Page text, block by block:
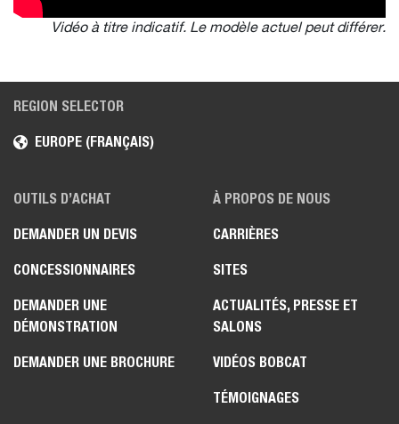
Vidéo à titre indicatif. Le modèle actuel peut différer.
REGION SELECTOR
EUROPE (FRANÇAIS)
OUTILS D’ACHAT
DEMANDER UN DEVIS
CONCESSIONNAIRES
DEMANDER UNE
DÉMONSTRATION
DEMANDER UNE BROCHURE
À PROPOS DE NOUS
CARRIÈRES
SITES
ACTUALITÉS, PRESSE ET
SALONS
VIDÉOS BOBCAT
TÉMOIGNAGES